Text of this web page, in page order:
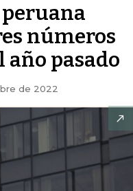
números
año pasado
de 2022